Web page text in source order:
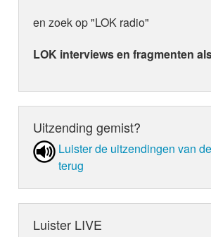
en zoek op "LOK radio"
LOK interviews en fragmenten
Uitzending gemist?
Luister de uit­zen­din­gen van
terug
Luister LIVE